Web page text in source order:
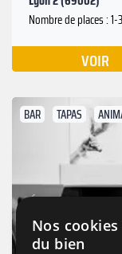
Nombre de places : 1-
VOIR
BAR TAPAS
Nos
du bien